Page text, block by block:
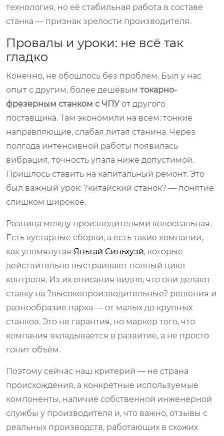
технология, но её стабильная работа в составе
станка — признак зрелости производителя.
Провалы и уроки: не всё так
гладко
Конечно, не обошлось без проблем. Был у нас
опыт с другим, более дешёвым токарно-
фрезерным станком с ЧПУот другого
поставщика. Там экономили на всём: тонкие
направляющие, слабая литая станина. Через
полгода интенсивной работы появилась
вибрация, точность упала ниже допустимой.
Пришлось ставить на капитальный ремонт. Это
был важный урок: ?китайский станок? — понятие
слишком широкое.
Разница между производителями колоссальная.
Есть кустарные сборки, а есть такие компании,
как упомянутая Яньтай Синьхуэй, которые
действительно выстраивают полный цикл
контроля. Из их описания видно, что они делают
ставку на ?высокопроизводительные? решения и
разнообразие парка — от малых до крупных
станков. Это не гарантия, но маркер того, что
компания вкладывается в развитие, а не просто
гонит объём.
Поэтому сейчас наш критерий — не страна
происхождения, а конкретные используемые
компоненты, наличие собственной инженерной
службы у производителя и, что важно, отзывы с
реальных производств, работающих в схожих